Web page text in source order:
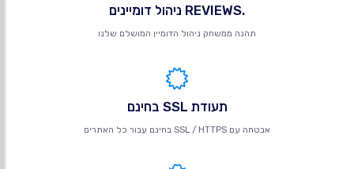
.REVIEWS ניהול דומיינים
תהנה ממשחק ניהול הדומיין המושלם שלנו
תעודת SSL בחינם
אבטחה עם SSL / HTTPS בחינם עבור כל האתרים